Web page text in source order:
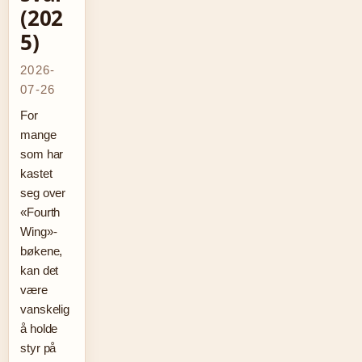
(202
5)
2026-
07-26
For
mange
som har
kastet
seg over
«Fourth
Wing»-
bøkene,
kan det
være
vanskelig
å holde
styr på